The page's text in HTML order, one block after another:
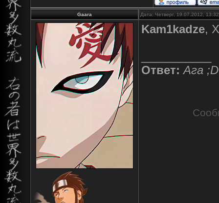
Gaara Дата: Четверг, 19.07.2012,
Kam1kadze,
Ответ: Ага ;D